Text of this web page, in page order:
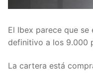
El Ibex parece que
definitivo a los 9.000
La cartera está